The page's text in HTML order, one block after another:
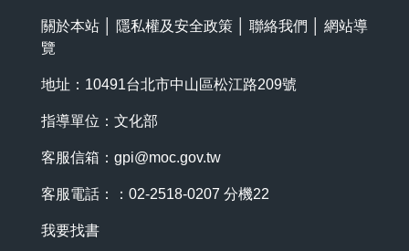
關於本站 隱私權及安全政策 聯絡我們
網站導
覽
地址：10491台北市中山區松江路209號
指導單位：文化部
客服信箱： gpi@moc.gov.tw
客服電話：：02-2518-0207 分機22
我要找書